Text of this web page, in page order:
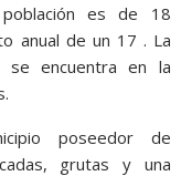
es de 18
anual de un 17 . La
se encuentra en la
poseedor de
grutas y una